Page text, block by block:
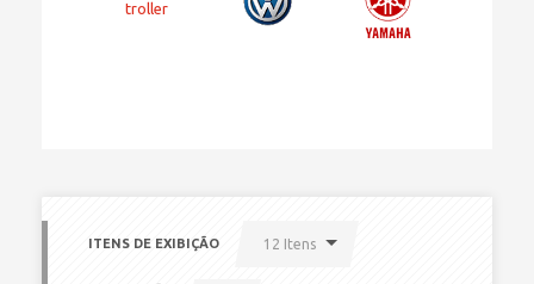
ITENS DE EXIBIÇÃO 12 Itens